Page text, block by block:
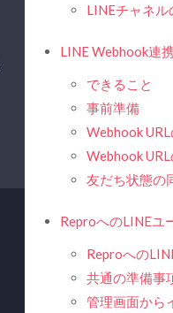
LINEチャネル
LINE Webhook連
できること
事前準備
Webhook
Webhook
友だち状態の
ReproへのLINEユ
Reproへの
共通の準備事
管理画面から